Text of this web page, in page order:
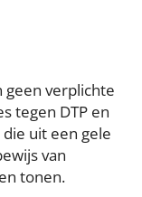
geen verplichte
tegen DTP en
uit een gele
van
tonen.